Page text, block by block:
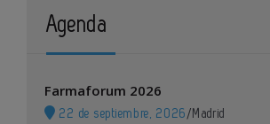
Agenda
Farmaforum 2026
22 de septiembre, 2026 / Madrid